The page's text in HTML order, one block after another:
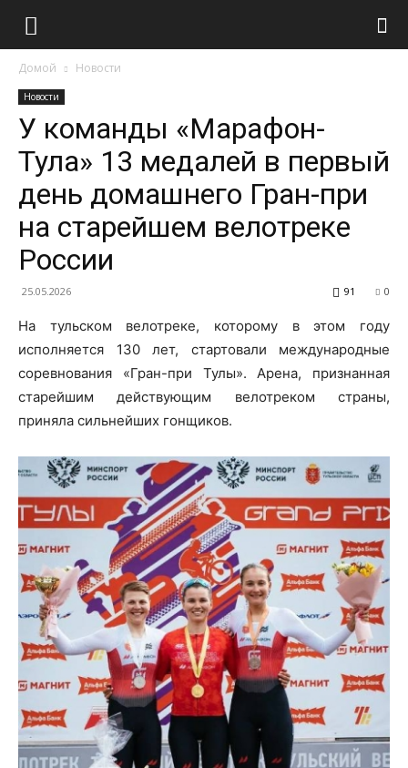
Домой Новости
Новости
У команды «Марафон-
Тула» 13 медалей в первый
день домашнего Гран-при
на старейшем велотреке
России
25.05.2026 0
91
На тульском велотреке, которому в этом году
исполняется 130 лет, стартовали международные
соревнования «Гран-при Тулы». Арена, признанная
старейшим действующим велотреком страны,
приняла сильнейших гонщиков.